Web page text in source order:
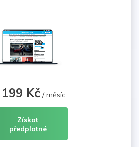
199 Kč/ měsíc
Získat
předplatné